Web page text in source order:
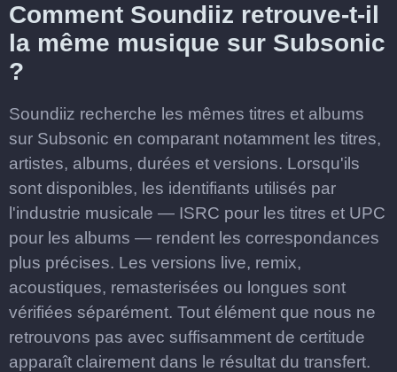
Comment Soundiiz retrouve-t-il
la même musique sur Subsonic
?
Soundiiz recherche les mêmes titres et albums
sur Subsonic en comparant notamment les titres,
artistes, albums, durées et versions. Lorsqu'ils
sont disponibles, les identifiants utilisés par
l'industrie musicale — ISRC pour les titres et UPC
pour les albums — rendent les correspondances
plus précises. Les versions live, remix,
acoustiques, remasterisées ou longues sont
vérifiées séparément. Tout élément que nous ne
retrouvons pas avec suffisamment de certitude
apparaît clairement dans le résultat du transfert.